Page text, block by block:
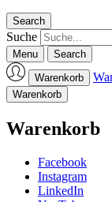
Search
Suche
Menu Search
Laufmeter-Shop
Warenkorb
Warenkorb
Warenkorb
Facebook
Instagram
LinkedIn